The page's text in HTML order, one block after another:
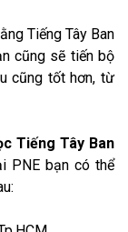
Tiếng Tây Ban
cũng sẽ tiến bộ
cũng tốt hơn, từ
Tiếng Tây Ban
PNE bạn có thể